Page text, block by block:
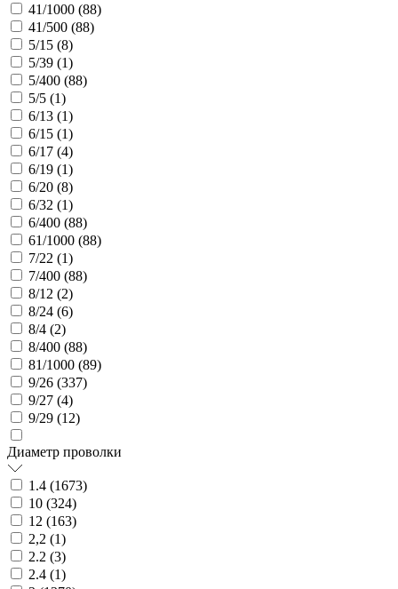
41/1000 (88)
41/500 (88)
5/15 (8)
5/39 (1)
5/400 (88)
5/5 (1)
6/13 (1)
6/15 (1)
6/17 (4)
6/19 (1)
6/20 (8)
6/32 (1)
6/400 (88)
61/1000 (88)
7/22 (1)
7/400 (88)
8/12 (2)
8/24 (6)
8/4 (2)
8/400 (88)
81/1000 (89)
9/26 (337)
9/27 (4)
9/29 (12)
Диаметр проволки
1.4 (1673)
10 (324)
12 (163)
2,2 (1)
2.2 (3)
2.4 (1)